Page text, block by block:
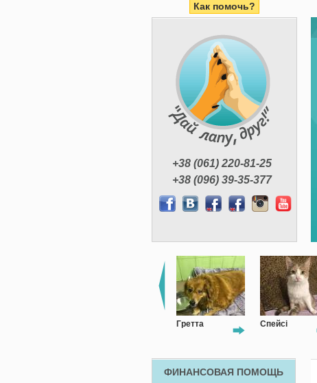
Как помочь?
+38 (061) 220-81-25
+38 (096) 39-35-377
Гретта Спейсі
ФИНАНСОВАЯ ПОМОЩЬ